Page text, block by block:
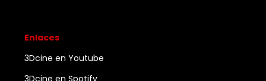
Enlaces
3Dcine en Youtube